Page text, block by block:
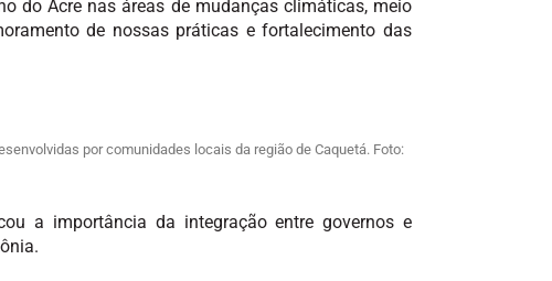
do Acre nas áreas de mudanças climáticas, meio
de nossas práticas e fortalecimento das
por comunidades locais da região de Caquetá. Foto:
a importância da integração entre governos e